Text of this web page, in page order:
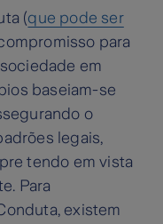
(que pode ser
para
em
baseiam-se
o
legais,
tendo em vista
Para
existem